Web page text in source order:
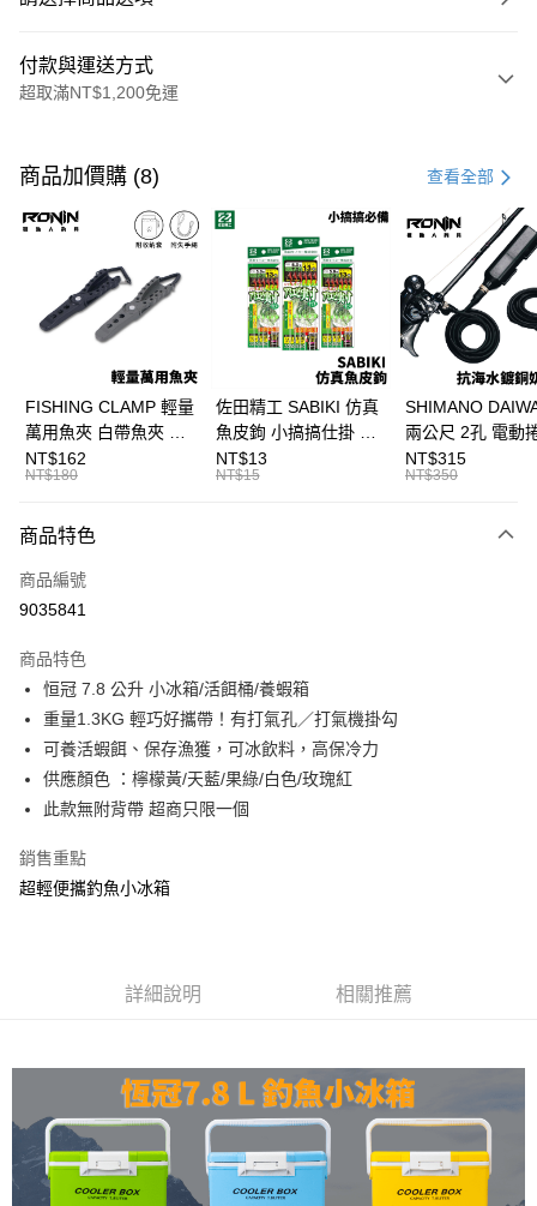
付款與運送方式
超取滿NT$1,200免運
信用卡一次付款
信用卡分期付款
21家銀行
合作金庫商業銀行
第一商業銀行
華南商業銀行
彰化商業銀行
上海商業儲蓄銀行
台北富邦商業銀行
國泰世華商業銀行
兆豐國際商業銀行
台中商業銀行
匯豐（台灣）商業銀行
華泰商業銀行
聯邦商業銀行
遠東國際商業銀行
元大商業銀行
台灣樂天信用卡公司
超商取貨付款
Apple Pay
悠遊付
大哥付你分期
【大哥付你分期使用說明】
2.付款方式選擇「大哥付你分期」，訂單成立後會自動跳轉到大哥付的交易
流程，驗證手機門號後，選擇欲分期的期數、繳款截止日，確認付款後即完
4.訂單成立30分鐘內，如未前往確認交易或遇審核未通過，訂單將自動取
消。如遇「轉專審核」未通過狀況，表示未達大哥付你分期系統評分，恕無
法說明評估內容。
【繳款方式說明】
1.分期款項不併入電信帳單，「大哥付你分期」於每月結算日後寄送繳費提
醒簡訊。
帳／街口支付／iPASS MONEY」等通路繳費。
【注意事項】
1.本服務係由「台灣大哥大股份有限公司」（以下簡稱本公司）所提供，讓
由本公司與您本人進行分期帳單所需資料之確認、核對及更正。
相關說明
【關於「AFTEE先享後付」】
便利好安心！
２．便利：只要手機號碼，簡訊認證，即可結帳。
３．安心：先確認商品／服務後，再付款。
【「AFTEE先享後付」結帳流程】
１．於結帳方式選擇「AFTEE先享後付」後，將跳轉至「AFTEE先享後付」
結帳頁面，進行簡訊認證並確認金額後，即可完成結帳。
３．收到繳費通知簡訊後14天內，點擊此簡訊中的連結，可透過四大超商／
ATM／網路銀行／等多元方式進行付款，方視為交易完成。
※ 請注意：結帳手續完成當下不需立刻繳費，但若您需要取消訂單，請聯絡
客戶支援中心」https://netprotections.freshdesk.com/support/home
易，需依本服務之必要範圍內提供個人資料，並將交易相關給付款項請求債
權轉讓予恩沛科技股份有限公司。
２．關於個人資料處理事宜，請瀏覽以下網址：
https://aftee.tw/terms/#terms3
３．未成年的使用者請事先徵得法定代理人或監護人之同意方可使用
「AFTEE先享後付」，若未經同意申辦者引起之損失，本公司不負相關責
貨到付款
運送方式
全家取貨付款
每筆NT$60，滿NT$1,200(含以上)免運費
付款後全家取貨
每筆NT$60，滿NT$1,200(含以上)免運費
付款後7-11取貨
一般宅配（門市自取請勿下單，請聯繫客服）
每筆NT$100，滿NT$2,000(含以上)免運費
離島一般宅配
每筆NT$200，滿NT$2,000(含以上)免運費
商品加價購 (8) 查看全部
FISHING CLAMP 輕量
萬用魚夾 白帶魚夾 船
釣魚夾 可單手操作
T1090
NT$162
NT$180
佐田精工 SABIKI 仿真
魚皮鉤 小搞搞仕掛 船
NT$13
NT$15
SHIMANO
兩公尺 2孔 電動
奶瓶電源線 奶瓶
線 T998
NT$315
NT$350
商品特色
商品編號
9035841
商品特色
恒冠 7.8 公升 小冰箱/活餌桶/養蝦箱
重量1.3KG 輕巧好攜帶！有打氣孔／打氣機掛勾
可養活蝦餌、保存漁獲，可冰飲料，高保冷力
供應顏色 ：檸檬黃/天藍/果綠/白色/玫瑰紅
此款無附背帶 超商只限一個
銷售重點
超輕便攜釣魚小冰箱
詳細說明 相關推薦